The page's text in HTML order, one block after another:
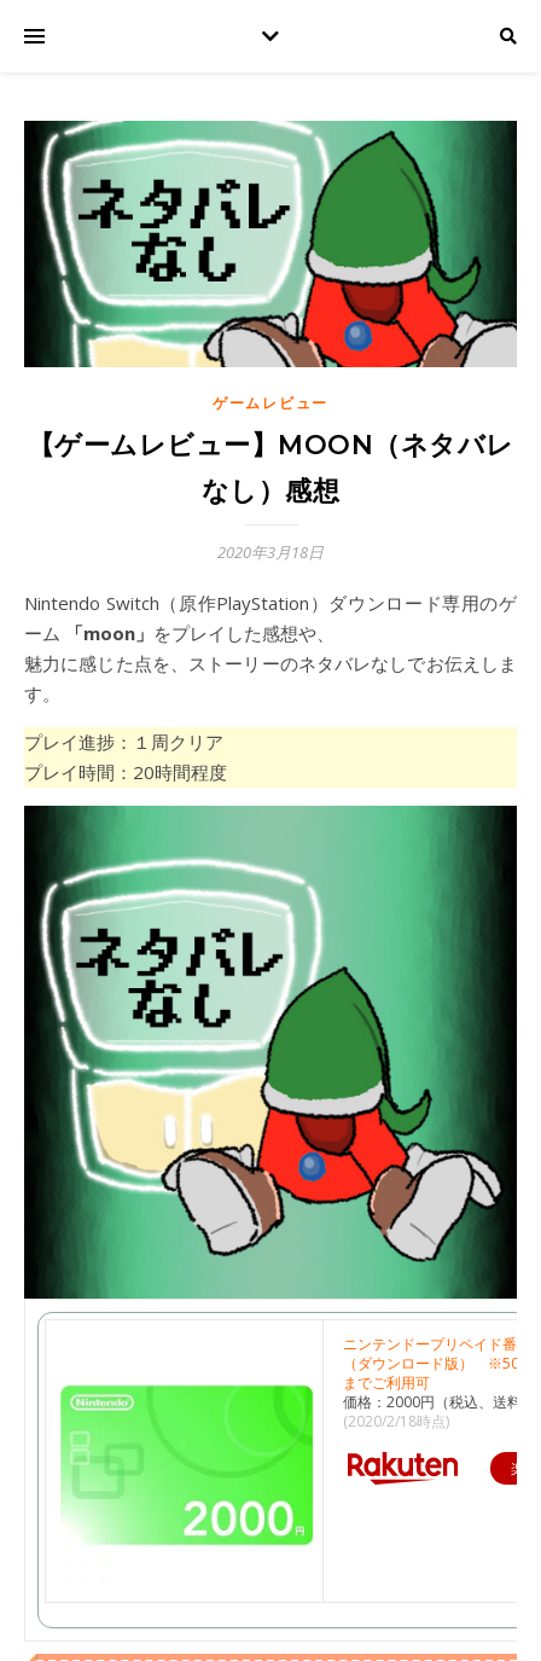
ゲームレビュー
【ゲームレビュー】MOON（ネタバレ
なし）感想
2020年3月18日
Nintendo Switch（原作PlayStation）ダウンロード専用のゲ
ーム
「moon」 をプレイした感想や、
魅力に感じた点を、ストーリーのネタバレなしでお伝えしま
す。
プレイ進捗：１周クリア
プレイ時間：20時間程度
ニンテンドープリペイド番号
（ダウンロード版） ※500
までご利用可
価格：2000円（税込、送料無
(2020/2/18時点)
楽